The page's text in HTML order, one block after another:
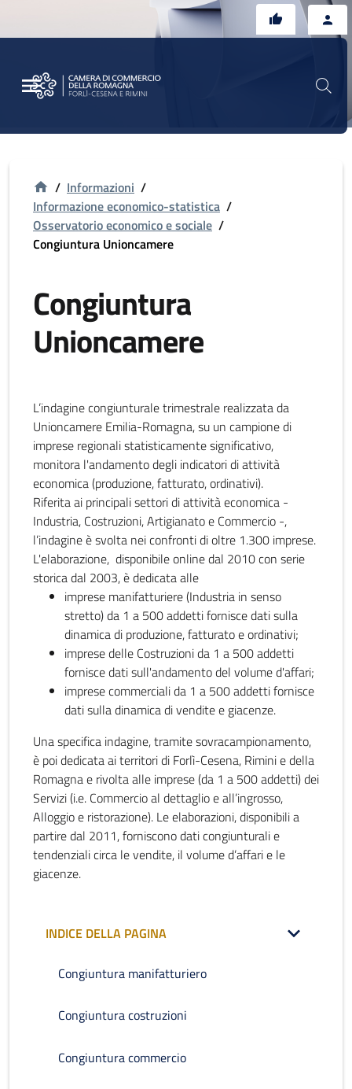
/ Informazioni /
Informazione economico-statistica /
Osservatorio economico e sociale /
Congiuntura Unioncamere
Congiuntura
Unioncamere
L’indagine congiunturale trimestrale realizzata da
Unioncamere Emilia-Romagna, su un campione di
imprese regionali statisticamente significativo,
monitora l'andamento degli indicatori di attività
economica (produzione, fatturato, ordinativi).
Riferita ai principali settori di attività economica -
Industria, Costruzioni, Artigianato e Commercio -,
l’indagine è svolta nei confronti di oltre 1.300 imprese.
L'elaborazione, disponibile online dal 2010 con serie
storica dal 2003, è dedicata alle
imprese manifatturiere (Industria in senso
stretto) da 1 a 500 addetti fornisce dati sulla
dinamica di produzione, fatturato e ordinativi;
imprese delle Costruzioni da 1 a 500 addetti
fornisce dati sull'andamento del volume d'affari;
imprese commerciali da 1 a 500 addetti fornisce
dati sulla dinamica di vendite e giacenze.
Una specifica indagine, tramite sovracampionamento,
è poi dedicata ai territori di Forlì-Cesena, Rimini e della
Romagna e rivolta alle imprese (da 1 a 500 addetti) dei
Servizi (i.e. Commercio al dettaglio e all’ingrosso,
Alloggio e ristorazione). Le elaborazioni, disponibili a
partire dal 2011, forniscono dati congiunturali e
tendenziali circa le vendite, il volume d’affari e le
giacenze.
INDICE DELLA PAGINA
Congiuntura manifatturiero
Congiuntura costruzioni
Congiuntura commercio